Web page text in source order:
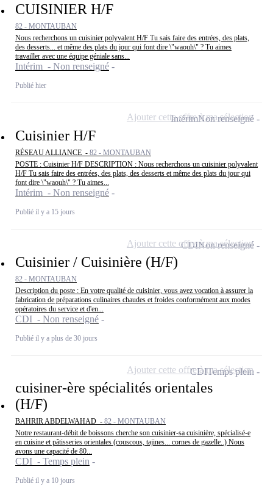
CUISINIER H/F
82 - MONTAUBAN
Nous recherchons un cuisinier polyvalent H/F Tu sais faire des entrées, des plats,
des desserts... et même des plats du jour qui font dire \"waouh\" ? Tu aimes
travailler avec une équipe géniale sans...
Intérim - Non renseigné
Publié hier
Cuisinier H/F
RÉSEAU ALLIANCE - 82 - MONTAUBAN
POSTE : Cuisinier H/F DESCRIPTION : Nous recherchons un cuisinier polyvalent
H/F Tu sais faire des entrées, des plats, des desserts et même des plats du jour qui
font dire \"waouh\" ? Tu aimes...
Intérim - Non renseigné
Publié il y a 15 jours
IntérimNon renseigné
Ajouter cette offre à ma sélection
Cuisinier / Cuisinière (H/F)
82 - MONTAUBAN
Description du poste : En votre qualité de cuisinier, vous avez vocation à assurer la
fabrication de préparations culinaires chaudes et froides conformément aux modes
opératoires du service et d'en...
CDI - Non renseigné
Publié il y a plus de 30 jours
CDINon renseigné
Ajouter cette offre à ma sélection
cuisiner-ère spécialités orientales
(H/F)
BAHRIR ABDELWAHAD - 82 - MONTAUBAN
Notre restaurant-débit de boissons cherche son cuisinier-sa cuisinière, spécialisé-e
en cuisine et pâtisseries orientales (couscous, tajines... cornes de gazelle..) Nous
avons une capacité de 80...
CDI - Temps plein
Publié il y a 10 jours
CDITemps plein
Ajouter cette offre à ma sélection